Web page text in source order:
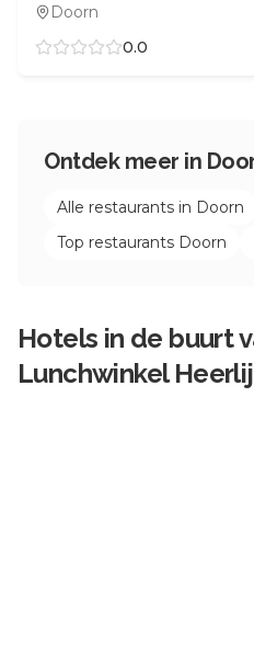
Doorn
0.0
Ontdek meer in
Alle restaurants in Doorn
Top restaurants Doorn
Hotels in de buurt
Lunchwinkel